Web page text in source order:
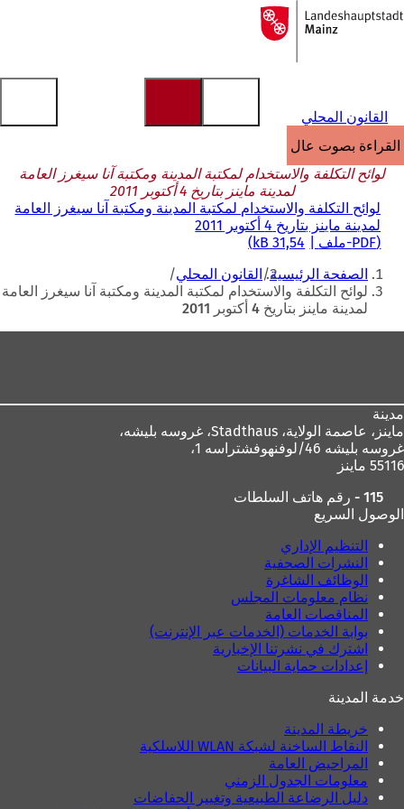
الانتقال إلى المحتوى
إلى
الصفحة
القانون المحلي
القراءة بصوت عالٍ
لوائح التكلفة والاستخدام لمكتبة المدينة ومكتبة آنا سيغرز العامة
لمدينة ماينز بتاريخ 4 أكتوبر 2011
لوائح التكلفة والاستخدام لمكتبة المدينة ومكتبة آنا سيغرز العامة
لمدينة ماينز بتاريخ 4 أكتوبر 2011
PDF-ملف 31,54 kB
أنت
هنا
الصفحة الرئيسية القانون المحلي
لوائح التكلفة والاستخدام لمكتبة المدينة ومكتبة آنا سيغرز العامة
لمدينة ماينز بتاريخ 4 أكتوبر 2011
مدينة
ماينز، عاصمة الولاية،
غروسه بليشه 46/لوفنهوفشتراسه 1،
55116 ماينز
115 - رقم هاتف السلطات
الوصول السريع
التنظيم الإداري
النشرات الصحفية
الوظائف الشاغرة
نظام معلومات المجلس
المناقصات العامة
بوابة الخدمات (الخدمات عبر الإنترنت)
اشترك في نشرتنا الإخبارية
إعدادات حماية البيانات
خدمة المدينة
خريطة المدينة
النقاط الساخنة لشبكة WLAN اللاسلكية
المراحيض العامة
معلومات الجدول الزمني
دليل الرضاعة الطبيعية وتغيير الحفاضات